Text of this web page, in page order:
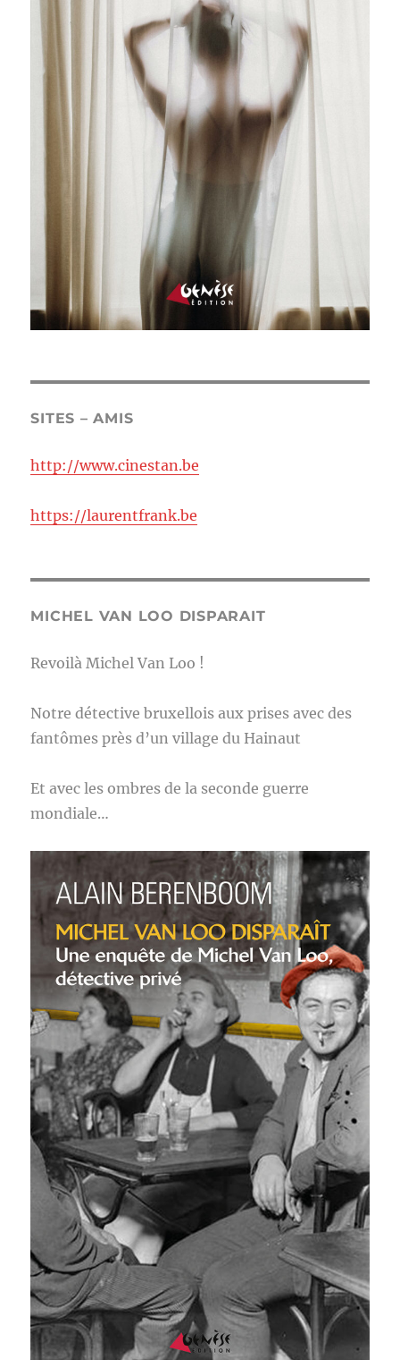
SITES – AMIS
http://www.cinestan.be
https://laurentfrank.be
MICHEL VAN LOO DISPARAIT
Revoilà Michel Van Loo !
Notre détective bruxellois aux prises avec des
fantômes près d’un village du Hainaut
Et avec les ombres de la seconde guerre
mondiale…